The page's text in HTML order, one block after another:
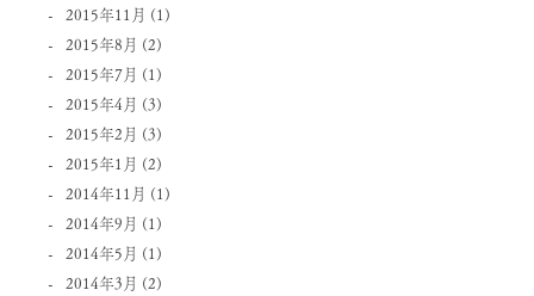
2015年11月 (1)
2015年8月 (2)
2015年7月 (1)
2015年4月 (3)
2015年2月 (3)
2015年1月 (2)
2014年11月 (1)
2014年9月 (1)
2014年5月 (1)
2014年3月 (2)